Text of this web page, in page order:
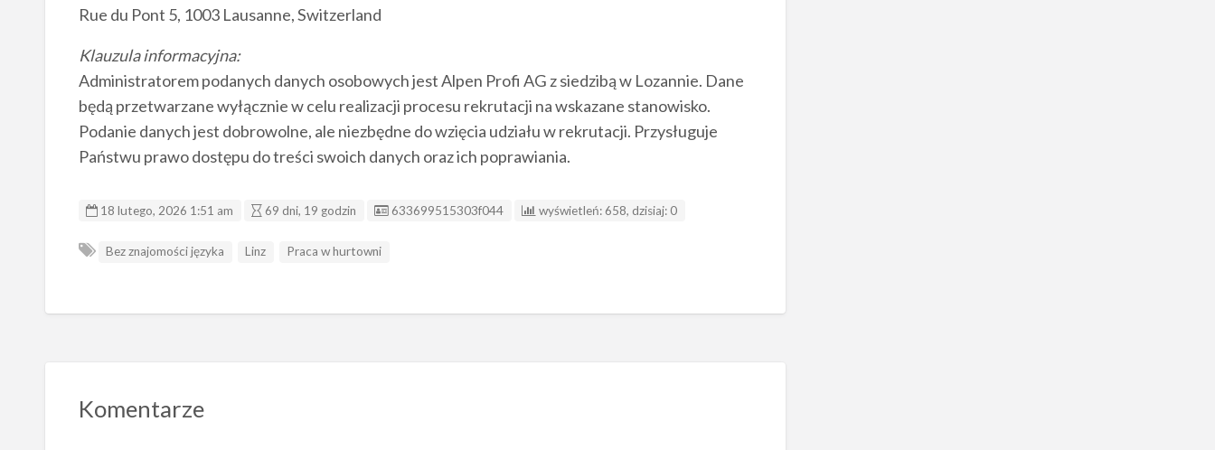
Rue du Pont 5, 1003 Lausanne, Switzerland
Klauzula informacyjna:
Administratorem podanych danych osobowych jest Alpen Profi AG z siedzibą w Lozannie. Dane
będą przetwarzane wyłącznie w celu realizacji procesu rekrutacji na wskazane stanowisko.
Podanie danych jest dobrowolne, ale niezbędne do wzięcia udziału w rekrutacji. Przysługuje
Państwu prawo dostępu do treści swoich danych oraz ich poprawiania.
18 lutego, 2026 1:51 am 69 dni, 19 godzin ID ogłoszenia
633699515303f044 wyświetleń: 658, dzisiaj: 0
Bez znajomości języka Linz Praca w hurtowni
Komentarze